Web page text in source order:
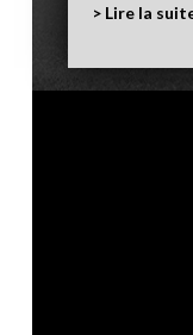
> Lire la